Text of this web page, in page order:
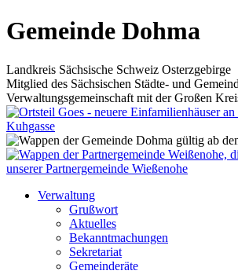
Gemeinde Dohma
Landkreis Sächsische Schweiz Osterzgebirge
Mitglied des Sächsischen Städte- und
Verwaltungsgemeinschaft mit der Großen
Verwaltung
Grußwort
Aktuelles
Bekanntmachungen
Sekretariat
Gemeinderäte